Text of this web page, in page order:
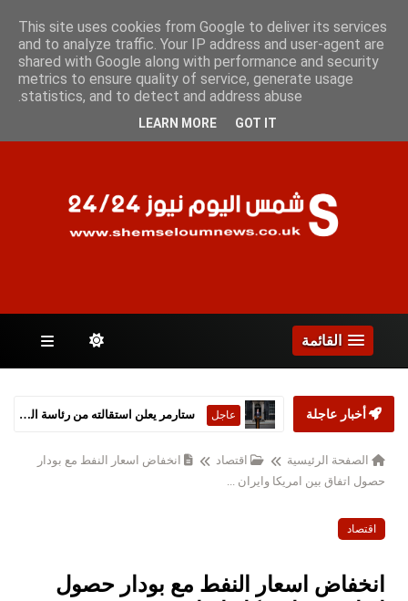
السبت 8 أغسطس 2026
الصفحات
القائمة
أخبار عاجلة عاجل ستارمر يعلن استقالته من رئاسة الحكومة البريطانية
الصفحة الرئيسية اقتصاد
انخفاض اسعار النفط مع بودار
حصول اتفاق بين امريكا وايران ...
اقتصاد
انخفاض اسعار النفط مع بودار حصول
This site uses cookies from Google to deliver its services
and to analyze traffic. Your IP address and user-agent are
shared with Google along with performance and security
metrics to ensure quality of service, generate usage
statistics, and to detect and address abuse.
LEARN MORE GOT IT